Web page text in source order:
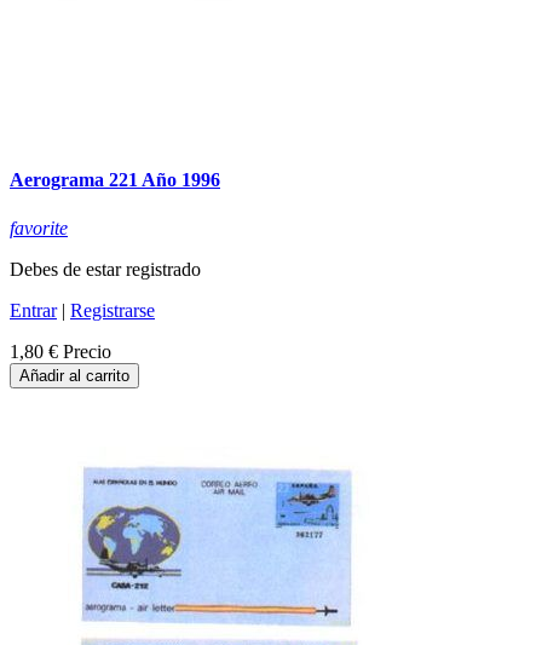
Aerograma 221 Año 1996
favorite
Debes de estar registrado
Entrar| Registrarse
1,80 € Precio
Añadir al carrito